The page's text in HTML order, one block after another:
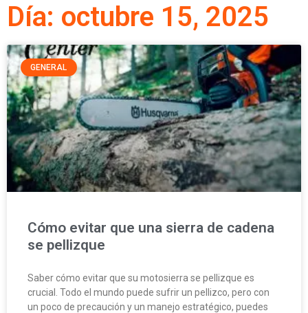
Día: octubre 15, 2025
GENERAL
Cómo evitar que una sierra de cadena
se pellizque
Saber cómo evitar que su motosierra se pellizque es
crucial. Todo el mundo puede sufrir un pellizco, pero con
un poco de precaución y un manejo estratégico, puedes